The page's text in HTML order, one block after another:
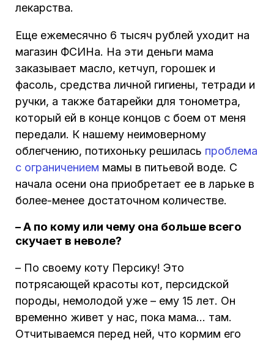
лекарства.
Еще ежемесячно 6 тысяч рублей уходит на
магазин ФСИНа. На эти деньги мама
заказывает масло, кетчуп, горошек и
фасоль, средства личной гигиены, тетради и
ручки, а также батарейки для тонометра,
который ей в конце концов с боем от меня
передали. К нашему неимоверному
облегчению, потихоньку решилась проблема
с ограничением мамы в питьевой воде. С
начала осени она приобретает ее в ларьке в
более-менее достаточном количестве.
– А по кому или чему она больше всего
скучает в неволе?
– По своему коту Персику! Это
потрясающей красоты кот, персидской
породы, немолодой уже – ему 15 лет. Он
временно живет у нас, пока мама… там.
Отчитываемся перед ней, что кормим его